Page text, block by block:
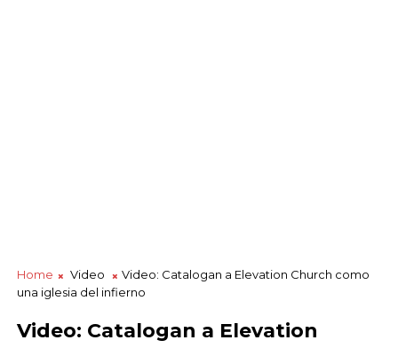
Home Video
Video: Catalogan a Elevation Church como
una iglesia del infierno
Video: Catalogan a Elevation